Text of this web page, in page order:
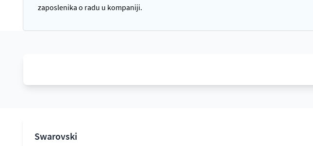
zaposlenika o radu u kompaniji.
Swarovski